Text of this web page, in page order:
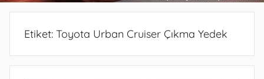
Etiket: Toyota Urban Cruiser Çıkma Yedek